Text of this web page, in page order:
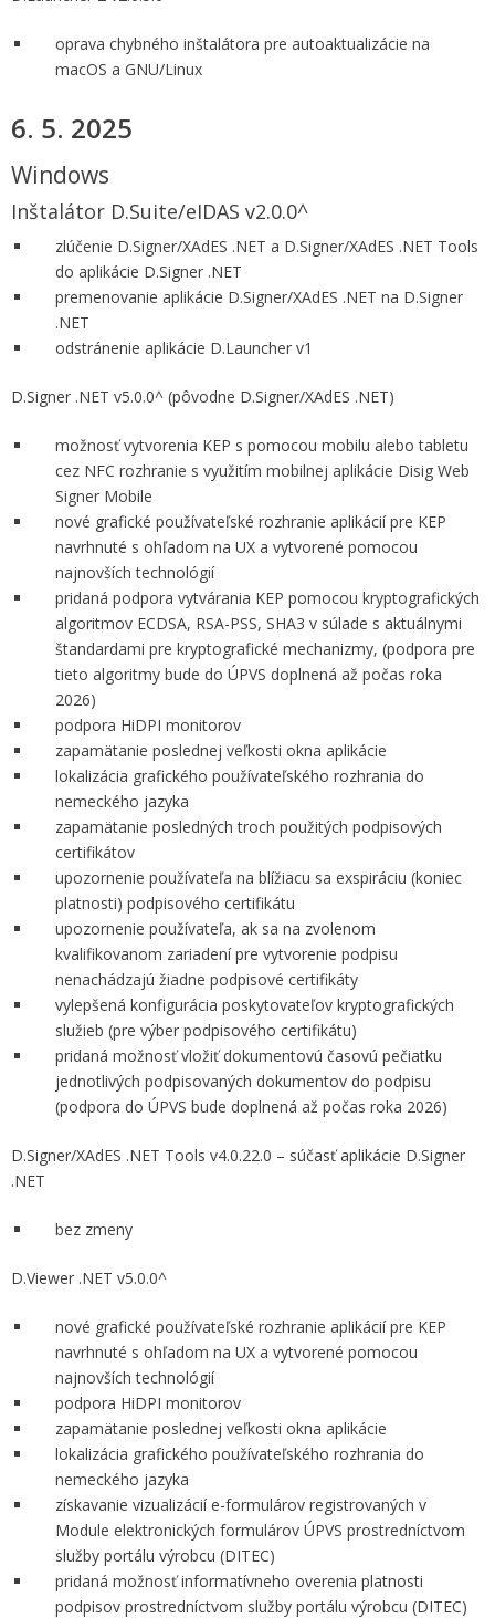
oprava chybného inštalátora pre autoaktualizácie na
macOS a GNU/Linux
6. 5. 2025
Windows
Inštalátor D.Suite/eIDAS v2.0.0^
zlúčenie D.Signer/XAdES .NET a D.Signer/XAdES .NET Tools
do aplikácie D.Signer .NET
premenovanie aplikácie D.Signer/XAdES .NET na D.Signer
.NET
odstránenie aplikácie D.Launcher v1
D.Signer .NET v5.0.0^ (pôvodne D.Signer/XAdES .NET)
možnosť vytvorenia KEP s pomocou mobilu alebo tabletu
cez NFC rozhranie s využitím mobilnej aplikácie Disig Web
Signer Mobile
nové grafické používateľské rozhranie aplikácií pre KEP
navrhnuté s ohľadom na UX a vytvorené pomocou
najnovších technológií
pridaná podpora vytvárania KEP pomocou kryptografických
algoritmov ECDSA, RSA-PSS, SHA3 v súlade s aktuálnymi
štandardami pre kryptografické mechanizmy, (podpora pre
tieto algoritmy bude do ÚPVS doplnená až počas roka
2026)
podpora HiDPI monitorov
zapamätanie poslednej veľkosti okna aplikácie
lokalizácia grafického používateľského rozhrania do
nemeckého jazyka
zapamätanie posledných troch použitých podpisových
certifikátov
upozornenie používateľa na blížiacu sa exspiráciu (koniec
platnosti) podpisového certifikátu
upozornenie používateľa, ak sa na zvolenom
kvalifikovanom zariadení pre vytvorenie podpisu
nenachádzajú žiadne podpisové certifikáty
vylepšená konfigurácia poskytovateľov kryptografických
služieb (pre výber podpisového certifikátu)
pridaná možnosť vložiť dokumentovú časovú pečiatku
jednotlivých podpisovaných dokumentov do podpisu
(podpora do ÚPVS bude doplnená až počas roka 2026)
D.Signer/XAdES .NET Tools v4.0.22.0 – súčasť aplikácie D.Signer
.NET
bez zmeny
D.Viewer .NET v5.0.0^
nové grafické používateľské rozhranie aplikácií pre KEP
navrhnuté s ohľadom na UX a vytvorené pomocou
najnovších technológií
podpora HiDPI monitorov
zapamätanie poslednej veľkosti okna aplikácie
lokalizácia grafického používateľského rozhrania do
nemeckého jazyka
získavanie vizualizácií e-formulárov registrovaných v
Module elektronických formulárov ÚPVS prostredníctvom
služby portálu výrobcu (DITEC)
pridaná možnosť informatívneho overenia platnosti
podpisov prostredníctvom služby portálu výrobcu (DITEC)